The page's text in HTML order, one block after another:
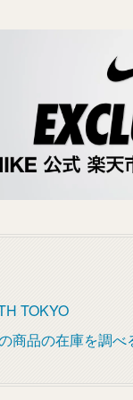
TOKYO
商品の在庫を調べ